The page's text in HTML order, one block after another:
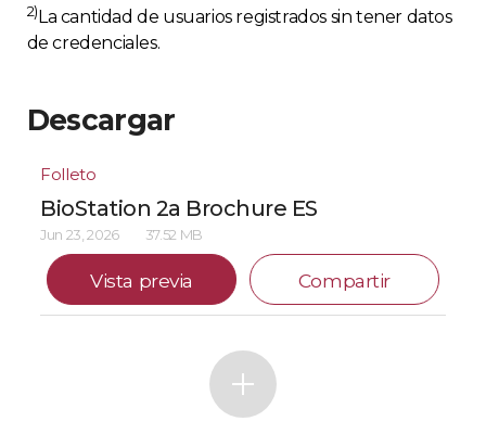
2)La cantidad de usuarios registrados sin tener datos
de credenciales.
Descargar
Folleto
BioStation 2a Brochure ES
Jun 23, 2026 37.52 MB
Vista previa Compartir